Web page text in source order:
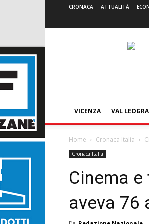
CRONACA ATTUALITÀ
VICENZA VAL LEOGRA
Home Cronaca Italia
Cronaca Italia
Cinema
aveva 76